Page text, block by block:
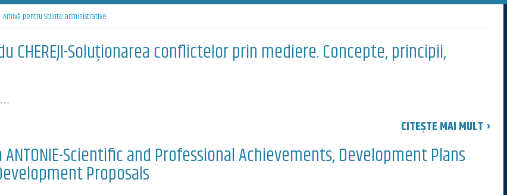
Arhivă pentru Stiinte administrative
CHEREJI-Soluționarea conflictelor prin mediere. Concepte, principii,
…
CITEȘTE MAI MULT ›
ANTONIE-Scientific and Professional Achievements, Development Plans
Proposals